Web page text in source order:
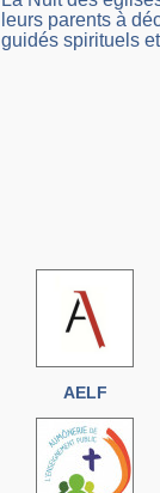
leurs parents à
guidés spirituels
AELF